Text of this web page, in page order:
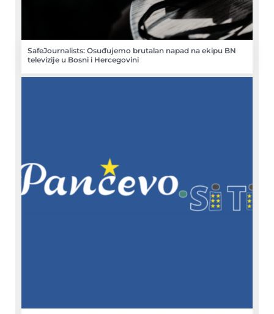
SafeJournalists: Osuđujemo brutalan napad na ekipu BN
televizije u Bosni i Hercegovini